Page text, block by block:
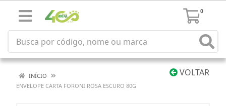
0
VOLTAR
INÍCIO
ENVELOPE CARTA FORONI ROSA ESCURO 80G